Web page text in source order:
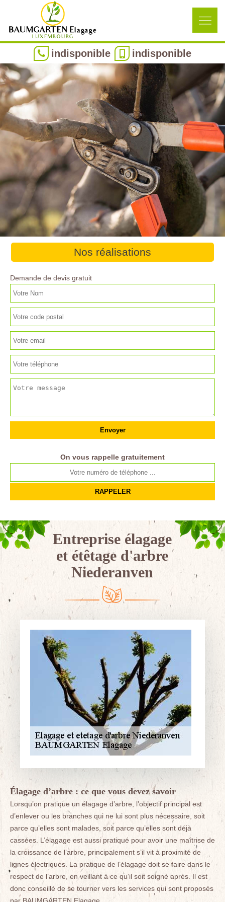
indisponible indisponible
Nos réalisations
Demande de devis gratuit
On vous rappelle gratuitement
Entreprise élagage
et étêtage d'arbre
Niederanven
Élagage d’arbre : ce que vous devez savoir
Lorsqu’on pratique un élagage d’arbre, l’objectif principal est
d’enlever ou les branches qui ne lui sont plus nécessaire, soit
parce qu’elles sont malades, soit parce qu’elles sont déjà
cassées. L’élagage est aussi pratiqué pour avoir une maîtrise de
la croissance de l’arbre, principalement s’il vit à proximité de
lignes électriques. La pratique de l’élagage doit se faire dans le
respect de l’arbre, en veillant à ce qu’il soit soigné après. Il est
donc conseillé de se tourner vers les services qui sont proposés